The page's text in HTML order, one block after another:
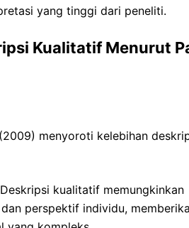
yang tinggi dari peneliti.
Kualitatif Menurut
menyoroti kelebihan
Deskripsi kualitatif memungkinkan
perspektif individu,